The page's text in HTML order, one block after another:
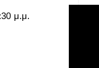
μ.μ.